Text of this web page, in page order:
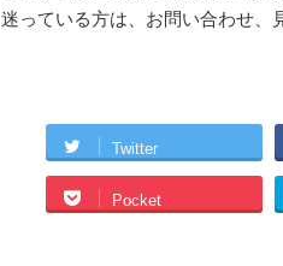
迷っている方は、お問い合わせ、
Twitter
Pocket